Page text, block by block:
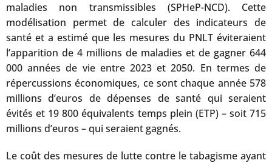
maladies non transmissibles (SPHeP-NCD). Cette
modélisation permet de calculer des indicateurs de
santé et a estimé que les mesures du PNLT éviteraient
l’apparition de 4 millions de maladies et de gagner 644
000 années de vie entre 2023 et 2050. En termes de
répercussions économiques, ce sont chaque année 578
millions d’euros de dépenses de santé qui seraient
évités et 19 800 équivalents temps plein (ETP) – soit 715
millions d’euros – qui seraient gagnés.
Le coût des mesures de lutte contre le tabagisme ayant